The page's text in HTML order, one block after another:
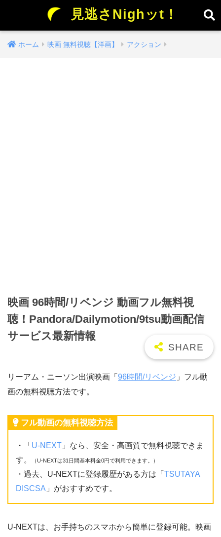
見逃さNighッt！
ホーム 映画 無料視聴【洋画】 アクション
映画 96時間/リベンジ 動画フル無料視
聴！Pandora/Dailymotion/9tsu動画配信
サービス最新情報
リーアム・ニーソン出演映画「 96時間/リベンジ 」フル動
画の無料視聴方法です。
フル動画の無料視聴方法
・「 U-NEXT 」なら、安全・高画質で無料視聴できま
す。
（U-NEXTは31日間基本料金0円で利用できます。）
・過去、U-NEXTに登録履歴がある方は「 TSUTAYA
DISCSA 」がおすすめです。
U-NEXTは、お手持ちのスマホから簡単に登録可能。映画